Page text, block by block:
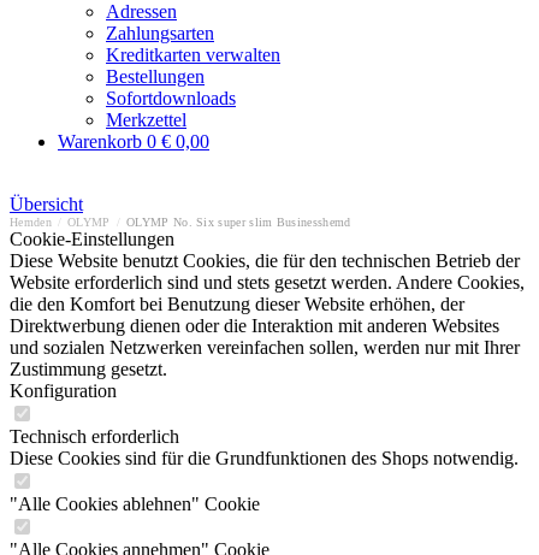
Adressen
Zahlungsarten
Kreditkarten verwalten
Bestellungen
Sofortdownloads
Merkzettel
Warenkorb 0 € 0,00
Übersicht
Hemden OLYMP OLYMP No. Six super slim Businesshemd
Cookie-Einstellungen
Diese Website benutzt Cookies, die für den technischen Betrieb der
Website erforderlich sind und stets gesetzt werden. Andere Cookies,
die den Komfort bei Benutzung dieser Website erhöhen, der
Direktwerbung dienen oder die Interaktion mit anderen Websites
und sozialen Netzwerken vereinfachen sollen, werden nur mit Ihrer
Zustimmung gesetzt.
Konfiguration
Technisch erforderlich
Diese Cookies sind für die Grundfunktionen des Shops notwendig.
"Alle Cookies ablehnen" Cookie
"Alle Cookies annehmen" Cookie